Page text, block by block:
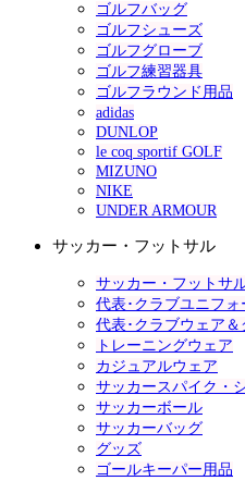
ゴルフバッグ
ゴルフシューズ
ゴルフグローブ
ゴルフ練習器具
ゴルフラウンド用品
adidas
DUNLOP
le coq sportif GOLF
MIZUNO
NIKE
UNDER ARMOUR
サッカー・フットサル
サッカー・フットサ
代表･クラブユニフォ
代表･クラブウェア＆
トレーニングウェア
カジュアルウェア
サッカースパイク・
サッカーボール
サッカーバッグ
グッズ
ゴールキーパー用品